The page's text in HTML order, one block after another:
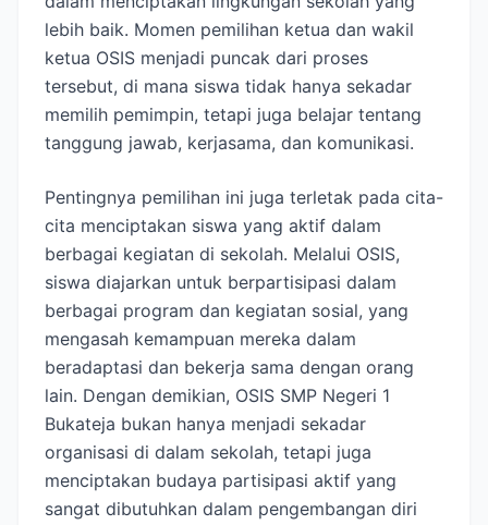
lebih baik. Momen pemilihan ketua dan wakil
ketua OSIS menjadi puncak dari proses
tersebut, di mana siswa tidak hanya sekadar
memilih pemimpin, tetapi juga belajar tentang
tanggung jawab, kerjasama, dan komunikasi.
Pentingnya pemilihan ini juga terletak pada cita-
cita menciptakan siswa yang aktif dalam
berbagai kegiatan di sekolah. Melalui OSIS,
siswa diajarkan untuk berpartisipasi dalam
berbagai program dan kegiatan sosial, yang
mengasah kemampuan mereka dalam
beradaptasi dan bekerja sama dengan orang
lain. Dengan demikian, OSIS SMP Negeri 1
Bukateja bukan hanya menjadi sekadar
organisasi di dalam sekolah, tetapi juga
menciptakan budaya partisipasi aktif yang
sangat dibutuhkan dalam pengembangan diri